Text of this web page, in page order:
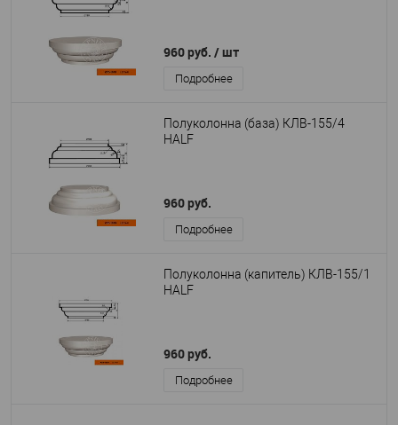
960 руб. / шт
Подробнее
Полуколонна (база) КЛВ-155/4
HALF
960 руб.
Подробнее
Полуколонна (капитель) КЛВ-155/1
HALF
960 руб.
Подробнее